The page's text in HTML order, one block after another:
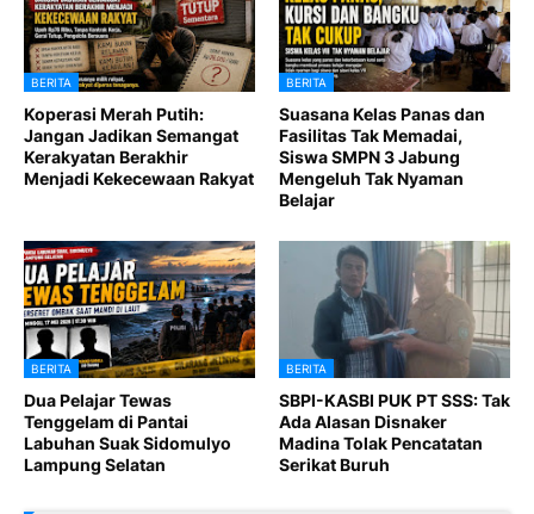
BERITA
Koperasi Merah Putih:
Jangan Jadikan Semangat
Kerakyatan Berakhir
Menjadi Kekecewaan Rakyat
BERITA
Suasana Kelas Panas dan
Fasilitas Tak Memadai,
Siswa SMPN 3 Jabung
Mengeluh Tak Nyaman
Belajar
BERITA
Dua Pelajar Tewas
Tenggelam di Pantai
Labuhan Suak Sidomulyo
Lampung Selatan
BERITA
SBPI-KASBI PUK PT SSS: Tak
Ada Alasan Disnaker
Madina Tolak Pencatatan
Serikat Buruh